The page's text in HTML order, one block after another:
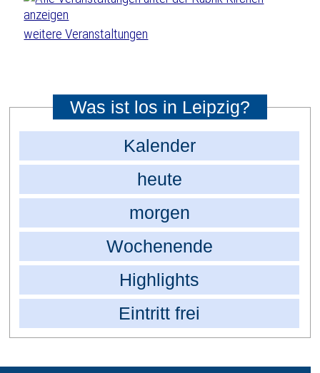
weitere Veranstaltungen
Was ist los in Leipzig?
Kalender
heute
morgen
Wochenende
Highlights
Eintritt frei